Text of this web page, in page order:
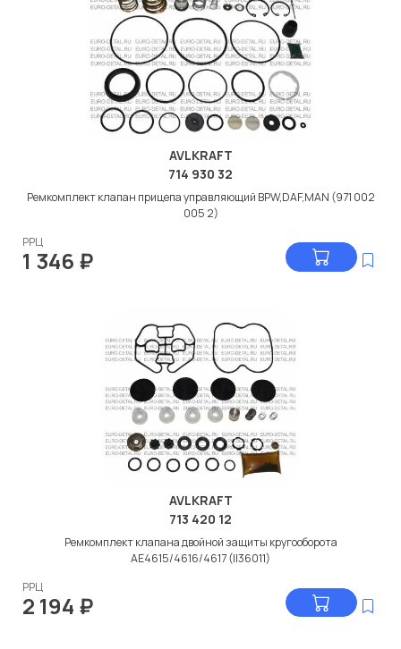
AVLKRAFT
714 930 32
Ремкомплект клапан прицепа управляющий BPW,DAF,MAN (971 002
005 2)
РРЦ
1 346 ₽
AVLKRAFT
713 420 12
Ремкомплект клапана двойной защиты кругооборота
AE4615/4616/4617 (II36011)
РРЦ
2 194 ₽